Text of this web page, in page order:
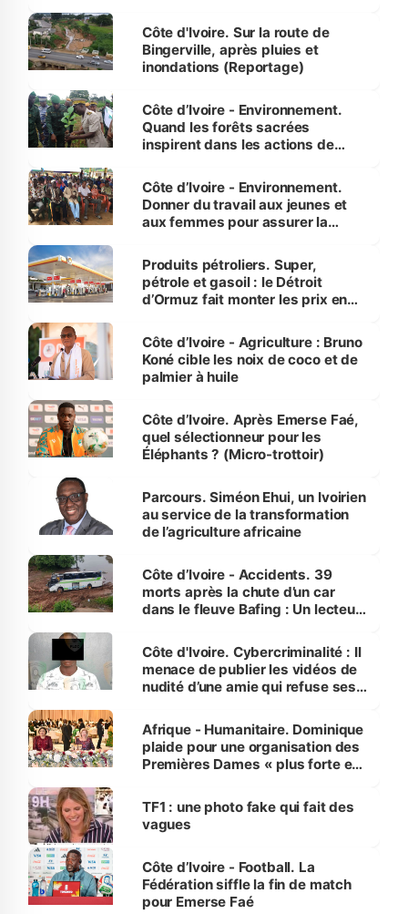
(Alassane Ouattara
Côte d'Ivoire. Sur la route de
Bingerville, après pluies et
inondations (Reportage)
Côte d’Ivoire - Environnement.
Quand les forêts sacrées
inspirent dans les actions de
Côte d’Ivoire - Environnement.
Donner du travail aux jeunes et
aux femmes pour assurer la
menacées
Produits pétroliers. Super,
pétrole et gasoil : le Détroit
d’Ormuz fait monter les prix en
Côte d’Ivoire - Agriculture : Bruno
Koné cible les noix de coco et de
palmier à huile
Côte d’Ivoire. Après Emerse Faé,
quel sélectionneur pour les
Éléphants ? (Micro-trottoir)
Parcours. Siméon Ehui, un Ivoirien
au service de la transformation
de l’agriculture africaine
Côte d’Ivoire - Accidents. 39
morts après la chute d’un car
dans le fleuve Bafing : Un lecteur
des Transports
Côte d'Ivoire. Cybercriminalité : Il
menace de publier les vidéos de
nudité d’une amie qui refuse ses
Afrique - Humanitaire. Dominique
plaide pour une organisation des
Premières Dames « plus forte et
sur la scène internationale »
TF1 : une photo fake qui fait des
vagues
Côte d’Ivoire - Football. La
Fédération siffle la fin de match
pour Emerse Faé